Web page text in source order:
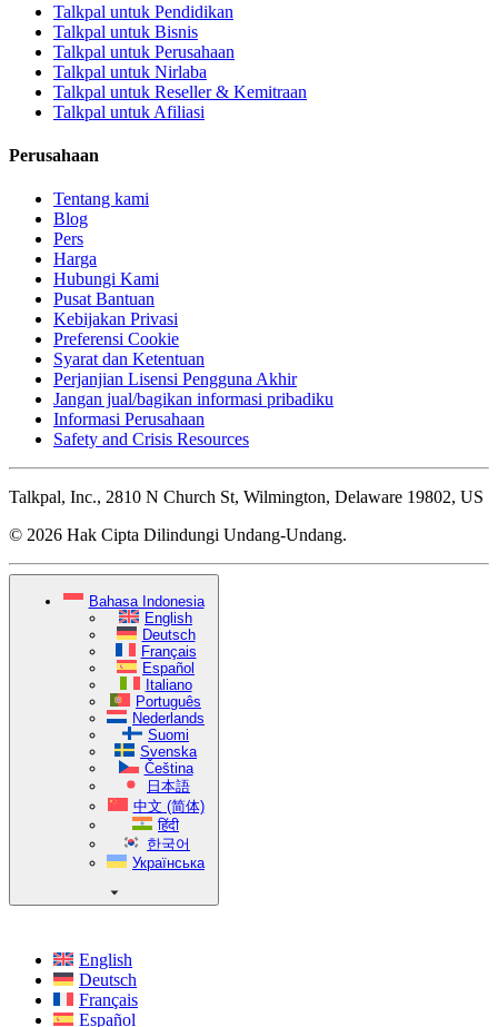
Talkpal untuk Pendidikan
Talkpal untuk Bisnis
Talkpal untuk Perusahaan
Talkpal untuk Nirlaba
Talkpal untuk Reseller & Kemitraan
Talkpal untuk Afiliasi
Perusahaan
Tentang kami
Blog
Pers
Harga
Hubungi Kami
Pusat Bantuan
Kebijakan Privasi
Preferensi Cookie
Syarat dan Ketentuan
Perjanjian Lisensi Pengguna Akhir
Jangan jual/bagikan informasi pribadiku
Informasi Perusahaan
Safety and Crisis Resources
Talkpal, Inc., 2810 N Church St, Wilmington, Delaware 19802, US
© 2026 Hak Cipta Dilindungi Undang-Undang.
Bahasa Indonesia
English
Deutsch
Français
Español
Italiano
Português
Nederlands
Suomi
Svenska
Čeština
日本語
中文 (简体)
हिंदी
한국어
Українська
English
Deutsch
Français
Español